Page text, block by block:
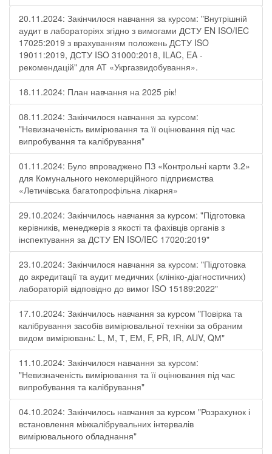
20.11.2024: Закінчилося навчання за курсом: "Внутрішній
аудит в лабораторіях згідно з вимогами ДСТУ EN ISO/IEC
17025:2019 з врахуванням положень ДСТУ ISO
19011:2019, ДСТУ ISO 31000:2018, ILAC, EA -
рекомендацій" для АТ «Укргазвидобування».
18.11.2024: План навчання на 2025 рік!
08.11.2024: Закінчилося навчання за курсом:
"Невизначеність вимірювання та її оцінювання під час
випробування та калібрування"
01.11.2024: Було впроваджено ПЗ «Контрольні карти 3.2»
для Комунального некомерційного підприємства
«Летичівська багатопрофільна лікарня»
29.10.2024: Закінчилось навчання за курсом: "Підготовка
керівників, менеджерів з якості та фахівців органів з
інспектування за ДСТУ EN ISO/IEC 17020:2019"
23.10.2024: Закінчилося навчання за курсом: "Підготовка
до акредитації та аудит медичних (клініко-діагностичних)
лабораторій відповідно до вимог ISO 15189:2022"
17.10.2024: Закінчилось навчання за курсом "Повірка та
калібрування засобів вимірювальної техніки за обраним
видом вимірювань: L, М, Т, ЕМ, F, РR, ІR, АUV, QМ"
11.10.2024: Закінчилося навчання за курсом:
"Невизначеність вимірювання та її оцінювання під час
випробування та калібрування"
04.10.2024: Закінчилось навчання за курсом "Розрахунок і
встановлення міжкалібрувальних інтервалів
вимірювального обладнання"